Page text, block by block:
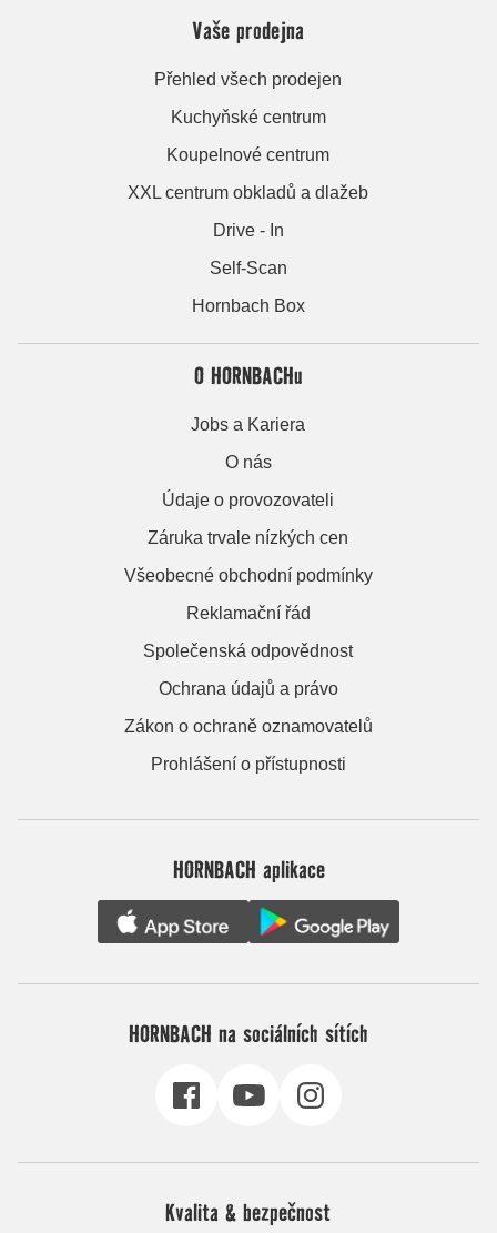
Vaše prodejna
Přehled všech prodejen
Kuchyňské centrum
Koupelnové centrum
XXL centrum obkladů a dlažeb
Drive - In
Self-Scan
Hornbach Box
O HORNBACHu
Jobs a Kariera
O nás
Údaje o provozovateli
Záruka trvale nízkých cen
Všeobecné obchodní podmínky
Reklamační řád
Společenská odpovědnost
Ochrana údajů a právo
Zákon o ochraně oznamovatelů
Prohlášení o přístupnosti
HORNBACH aplikace
HORNBACH na sociálních sítích
Kvalita & bezpečnost